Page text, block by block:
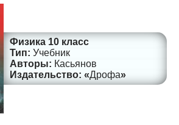
Физика 10 класс
Учебник
Касьянов
Дрофа